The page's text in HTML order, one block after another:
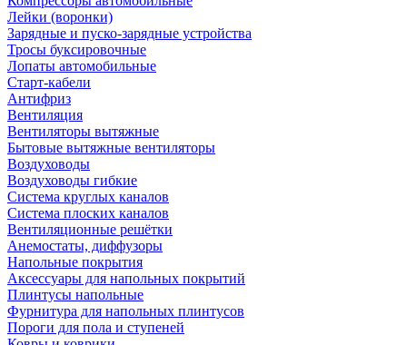
Лейки (воронки)
Зарядные и пуско-зарядные устройства
Тросы буксировочные
Лопаты автомобильные
Старт-кабели
Антифриз
Вентиляция
Вентиляторы вытяжные
Бытовые вытяжные вентиляторы
Воздуховоды
Воздуховоды гибкие
Система круглых каналов
Система плоских каналов
Вентиляционные решётки
Анемостаты, диффузоры
Напольные покрытия
Аксессуары для напольных покрытий
Плинтусы напольные
Фурнитура для напольных плинтусов
Пороги для пола и ступеней